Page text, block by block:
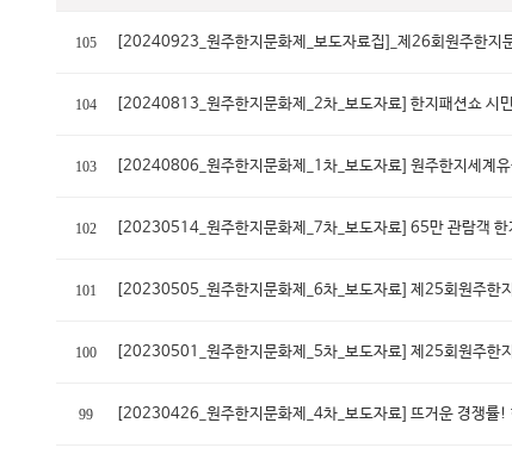
105 [20240923_원주한지문화제_보도자료집]_제26회원주한지
104 [20240813_원주한지문화제_2차_보도자료] 한지패션쇼 시
103 [20240806_원주한지문화제_1차_보도자료] 원주한지세계
102 [20230514_원주한지문화제_7차_보도자료] 65만 관람객 한
101 [20230505_원주한지문화제_6차_보도자료] 제25회원주한
100 [20230501_원주한지문화제_5차_보도자료] 제25회원주한
99 [20230426_원주한지문화제_4차_보도자료] 뜨거운 경쟁률!